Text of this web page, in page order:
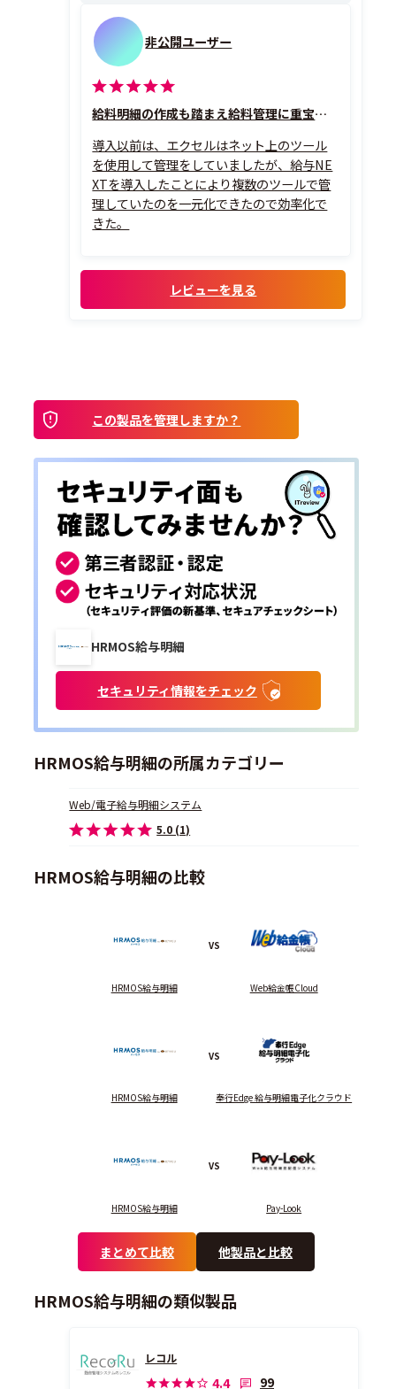
非公開ユーザー
給料明細の作成も踏まえ給料管理に重宝している
導入以前は、エクセルはネット上のツール
を使用して管理をしていましたが、給与NE
XTを導入したことにより複数のツールで管
理していたのを一元化できたので効率化で
きた。
レビューを見る
この製品を管理しますか？
HRMOS給与明細
セキュリティ情報をチェック
HRMOS給与明細の所属カテゴリー
Web/電子給与明細システム
5.0 (1)
HRMOS給与明細の比較
HRMOS給与明細
VS
Web給金帳Cloud
HRMOS給与明細
VS
奉行Edge 給与明細電子化クラウド
HRMOS給与明細
VS
Pay-Look
まとめて比較 他製品と比較
HRMOS給与明細の類似製品
レコル
4.4 99